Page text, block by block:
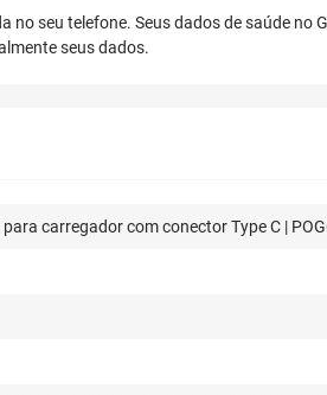
no seu telefone. Seus dados de saúde
seus dados.
carregador com conector Type C |